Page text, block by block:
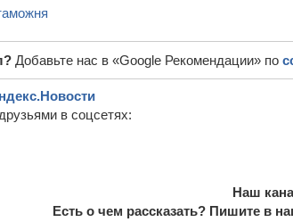
Добавьте нас в «Google Рекомендации» по
в соцсетях:
Наш
Есть о чем рассказать? Пишите в